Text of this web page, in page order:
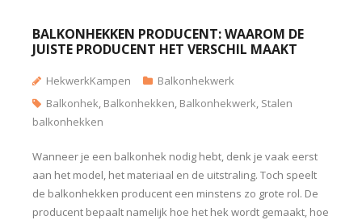
BALKONHEKKEN PRODUCENT: WAAROM DE
JUISTE PRODUCENT HET VERSCHIL MAAKT
HekwerkKampen
Balkonhekwerk
Balkonhek, Balkonhekken, Balkonhekwerk, Stalen
balkonhekken
Wanneer je een balkonhek nodig hebt, denk je vaak eerst
aan het model, het materiaal en de uitstraling. Toch speelt
de balkonhekken producent een minstens zo grote rol. De
producent bepaalt namelijk hoe het hek wordt gemaakt, hoe